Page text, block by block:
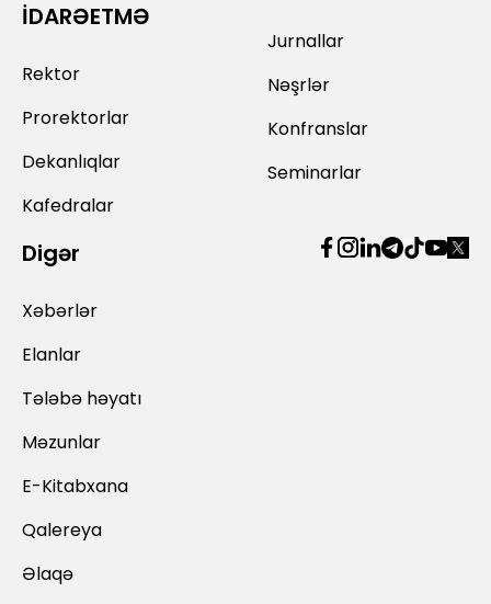
İDARƏETMƏ
Rektor
Prorektorlar
Dekanlıqlar
Kafedralar
Jurnallar
Nəşrlər
Konfranslar
Seminarlar
Digər
Xəbərlər
Elanlar
Tələbə həyatı
Məzunlar
E-Kitabxana
Qalereya
Əlaqə